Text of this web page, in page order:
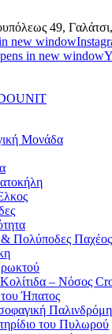
49,
new window
in new window
Μονάδα
& Πολύποδες
– Νόσος
Ήπατος
του Πυλωρού